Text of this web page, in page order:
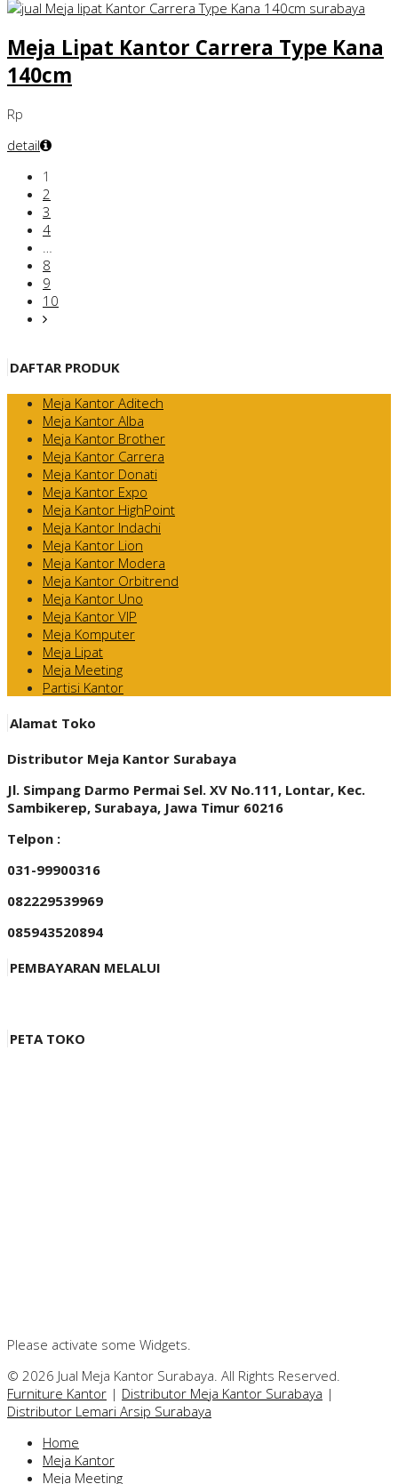
Meja Lipat Kantor Carrera Type Kana
140cm
Rp
detail
1
2
3
4
…
8
9
10
DAFTAR PRODUK
Meja Kantor Aditech
Meja Kantor Alba
Meja Kantor Brother
Meja Kantor Carrera
Meja Kantor Donati
Meja Kantor Expo
Meja Kantor HighPoint
Meja Kantor Indachi
Meja Kantor Lion
Meja Kantor Modera
Meja Kantor Orbitrend
Meja Kantor Uno
Meja Kantor VIP
Meja Komputer
Meja Lipat
Meja Meeting
Partisi Kantor
Alamat Toko
Distributor Meja Kantor Surabaya
Jl. Simpang Darmo Permai Sel. XV No.111, Lontar, Kec.
Sambikerep, Surabaya, Jawa Timur 60216
Telpon :
031-99900316
082229539969
085943520894
PEMBAYARAN MELALUI
PETA TOKO
Please activate some Widgets.
© 2026 Jual Meja Kantor Surabaya. All Rights Reserved.
Furniture Kantor | Distributor Meja Kantor Surabaya |
Distributor Lemari Arsip Surabaya
Home
Meja Kantor
Meja Meeting